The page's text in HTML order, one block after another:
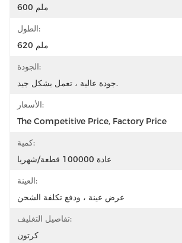
600 ملم
الطول:
620 ملم
الجودة:
جودة عالية ، تعمل بشكل جيد.
الأسعار:
The Competitive Price, Factory Price
كمية:
عادة 100000 قطعة/شهريا
العينة:
عرض عينة ، ودفع تكلفة الشحن
تفاصيل التغليف:
كرتون